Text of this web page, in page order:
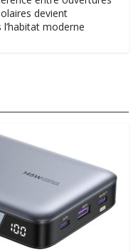
devient
moderne